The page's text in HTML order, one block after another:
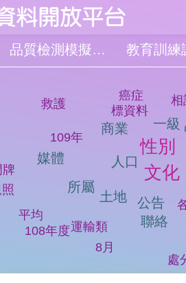
品質檢測模擬系統
文化
性別
人口
公告
土地
所屬
一級
聯絡
商業
媒體
109年
牌
標資料
運輸類
相
平均
108年度
癌症
8月
救護
處